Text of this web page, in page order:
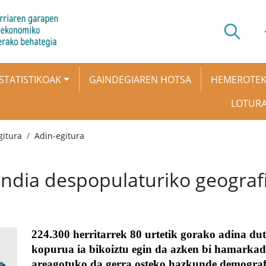
GAINDEGIAREN HOTSA
Adin-egitura
despopulaturiko
224.300 herritarrek 80 urtetik gorako adina
kopurua ia bikoiztu egin da azken bi